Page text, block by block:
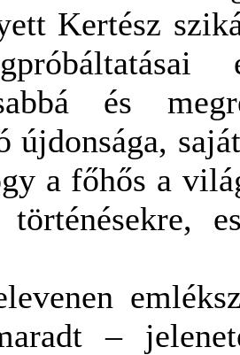
Kertész
és
újdonsága,
a főhős a
–